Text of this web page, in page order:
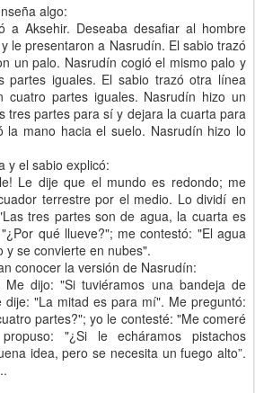
algo:
a Aksehir. Deseaba desafiar al hombre
le presentaron a Nasrudín. El sabio trazó
un palo. Nasrudín cogió el mismo palo y
partes iguales. El sabio trazó otra línea
cuatro partes iguales. Nasrudín hizo un
tres partes para sí y dejara la cuarta para
la mano hacia el suelo. Nasrudín hizo lo
y el sabio explicó:
Le dije que el mundo es redondo; me
terrestre por el medio. Lo dividí en
tres partes son de agua, la cuarta es
qué llueve?"; me contestó: "El agua
y se convierte en nubes".
conocer la versión de Nasrudín:
Me dijo: "Si tuviéramos una bandeja de
"La mitad es para mí". Me preguntó:
partes?"; yo le contesté: "Me comeré
"¿Si le echáramos pistachos
idea, pero se necesita un fuego alto”.